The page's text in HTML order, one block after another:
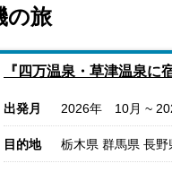
の旅
『四万温泉・草津温泉
出発月 2026年 10月 ~
目的地 栃木県 群馬県 長野